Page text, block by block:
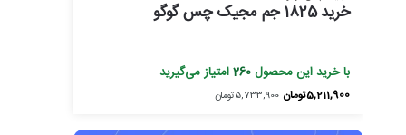
خرید 1825 جم مجیک چس گوگو
با خرید این محصول260امتیاز می‌گیرید
5,733,900تومان 5,211,900تومان